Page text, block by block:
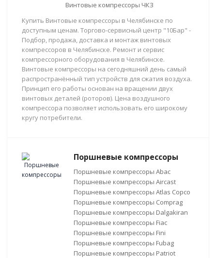
Винтовые компрессоры ЧКЗ
Купить Винтовые компрессоры в Челябинске по
доступным ценам. Торгово-сервисный центр "10Бар" -
Подбор, продажа, доставка и монтаж винтовых
компрессоров в Челябинске. Ремонт и сервис
компрессорного оборудования в Челябинске.
Винтовые компрессоры на сегодняшний день самый
распространённый тип устройств для сжатия воздуха.
Принцип его работы основан на вращении двух
винтовых деталей (роторов). Цена воздушного
компрессора позволяет использовать его широкому
кругу потребители.
Поршневые компрессоры
Поршневые компрессоры Abac
Поршневые компрессоры Aircast
Поршневые компрессоры Atlas Copco
Поршневые компрессоры Comprag
Поршневые компрессоры Dalgakiran
Поршневые компрессоры Fiac
Поршневые компрессоры Fini
Поршневые компрессоры Fubag
Поршневые компрессоры Patriot